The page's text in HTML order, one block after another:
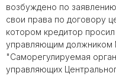
возбуждено по
свои права по договору
котором кредитор
управляющим должником
"Саморегулируемая
управляющих